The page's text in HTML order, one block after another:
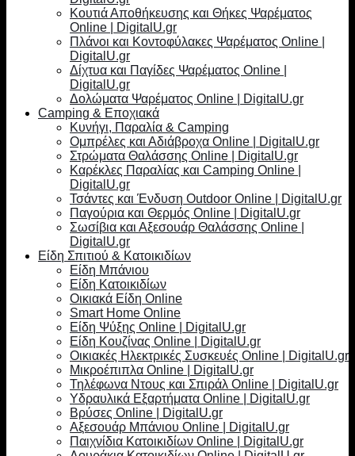
Κουτιά Αποθήκευσης και Θήκες Ψαρέματος
Online | DigitalU.gr
Πλάνοι και Κοντοφύλακες Ψαρέματος Online |
DigitalU.gr
Δίχτυα και Παγίδες Ψαρέματος Online |
DigitalU.gr
Δολώματα Ψαρέματος Online | DigitalU.gr
Camping & Εποχιακά
Κυνήγι, Παραλία & Camping
Ομπρέλες και Αδιάβροχα Online | DigitalU.gr
Στρώματα Θαλάσσης Online | DigitalU.gr
Καρέκλες Παραλίας και Camping Online |
DigitalU.gr
Τσάντες και Ένδυση Outdoor Online | DigitalU.gr
Παγούρια και Θερμός Online | DigitalU.gr
Σωσίβια και Αξεσουάρ Θαλάσσης Online |
DigitalU.gr
Είδη Σπιτιού & Κατοικιδίων
Είδη Μπάνιου
Είδη Κατοικιδίων
Οικιακά Είδη Online
Smart Home Online
Είδη Ψύξης Online | DigitalU.gr
Είδη Κουζίνας Online | DigitalU.gr
Οικιακές Ηλεκτρικές Συσκευές Online | DigitalU.gr
Μικροέπιπλα Online | DigitalU.gr
Τηλέφωνα Ντους και Σπιράλ Online | DigitalU.gr
Υδραυλικά Εξαρτήματα Online | DigitalU.gr
Βρύσες Online | DigitalU.gr
Αξεσουάρ Μπάνιου Online | DigitalU.gr
Παιχνίδια Κατοικιδίων Online | DigitalU.gr